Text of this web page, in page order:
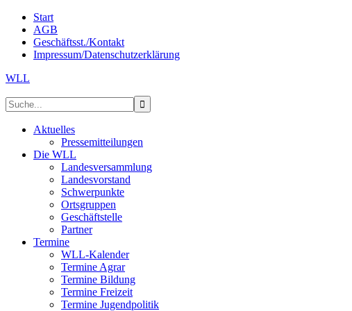
Start
AGB
Geschäftsst./Kontakt
Impressum/Datenschutzerklärung
WLL
Aktuelles
Pressemitteilungen
Die WLL
Landesversammlung
Landesvorstand
Schwerpunkte
Ortsgruppen
Geschäftstelle
Partner
Termine
WLL-Kalender
Termine Agrar
Termine Bildung
Termine Freizeit
Termine Jugendpolitik